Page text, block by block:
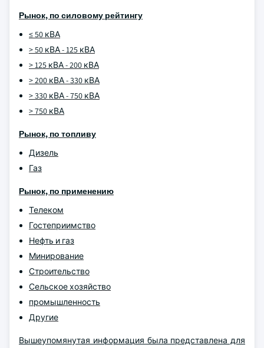
Рынок, по силовому рейтингу
≤ 50 кВА
> 50 кВА - 125 кВА
> 125 кВА - 200 кВА
> 200 кВА - 330 кВА
> 330 кВА - 750 кВА
> 750 кВА
Рынок, по топливу
Дизель
Газ
Рынок, по применению
Телеком
Гостеприимство
Нефть и газ
Минирование
Строительство
Сельское хозяйство
промышленность
Другие
Вышеупомянутая информация была представлена для